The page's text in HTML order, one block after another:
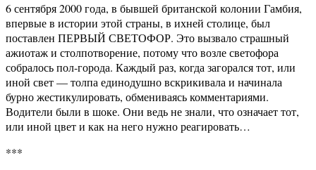
6 сентября 2000 года, в бывшей британской колонии Гамбия,
впервые в истории этой страны, в ихней столице, был
поставлен ПЕРВЫЙ СВЕТОФОР. Это вызвало страшный
ажиотаж и столпотворение, потому что возле светофора
собралось пол-города. Каждый раз, когда загорался тот, или
иной свет — толпа единодушно вскрикивала и начинала
бурно жестикулировать, обмениваясь комментариями.
Водители были в шоке. Они ведь не знали, что означает тот,
или иной цвет и как на него нужно реагировать…
***